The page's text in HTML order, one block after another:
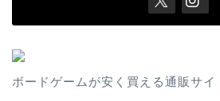
ボードゲームが安く買える通販サイ